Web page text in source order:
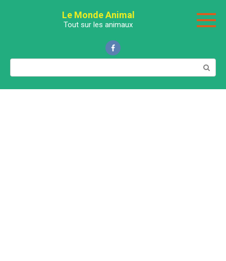
Le Monde Animal
Tout sur les animaux
Поиск: